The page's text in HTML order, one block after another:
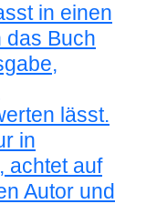
in einen
das Buch
lässt.
in
achtet auf
Autor und